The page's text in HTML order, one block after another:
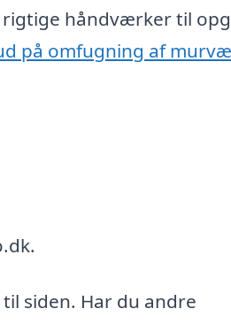
håndværker til
på omfugning af
siden. Har du andre